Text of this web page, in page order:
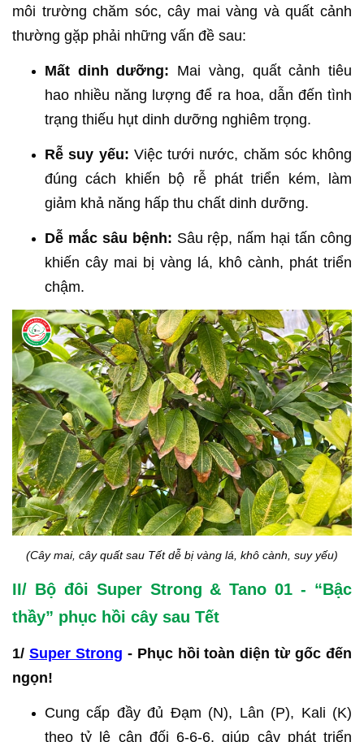
môi trường chăm sóc, cây mai vàng và quất cảnh
thường gặp phải những vấn đề sau:
Mất dinh dưỡng: Mai vàng, quất cảnh tiêu
hao nhiều năng lượng để ra hoa, dẫn đến tình
trạng thiếu hụt dinh dưỡng nghiêm trọng.
Rễ suy yếu: Việc tưới nước, chăm sóc không
đúng cách khiến bộ rễ phát triển kém, làm
giảm khả năng hấp thu chất dinh dưỡng.
Dễ mắc sâu bệnh: Sâu rệp, nấm hại tấn công
khiến cây mai bị vàng lá, khô cành, phát triển
chậm.
(Cây mai, cây quất sau Tết dễ bị vàng lá, khô cành, suy yếu)
II/ Bộ đôi Super Strong & Tano 01 - “Bậc
thầy” phục hồi cây sau Tết
1/ Super Strong - Phục hồi toàn diện từ gốc đến
ngọn!
Cung cấp đầy đủ Đạm (N), Lân (P), Kali (K)
theo tỷ lệ cân đối 6-6-6, giúp cây phát triển